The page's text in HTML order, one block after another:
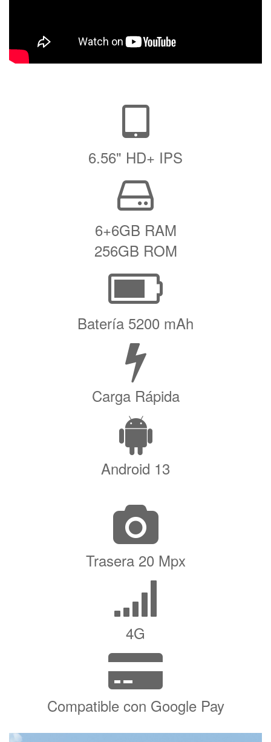
6.56" HD+ IPS
6+6GB RAM
256GB ROM
Batería 5200 mAh
Carga Rápida
Android 13
Trasera 20 Mpx
4G
Compatible con Google Pay